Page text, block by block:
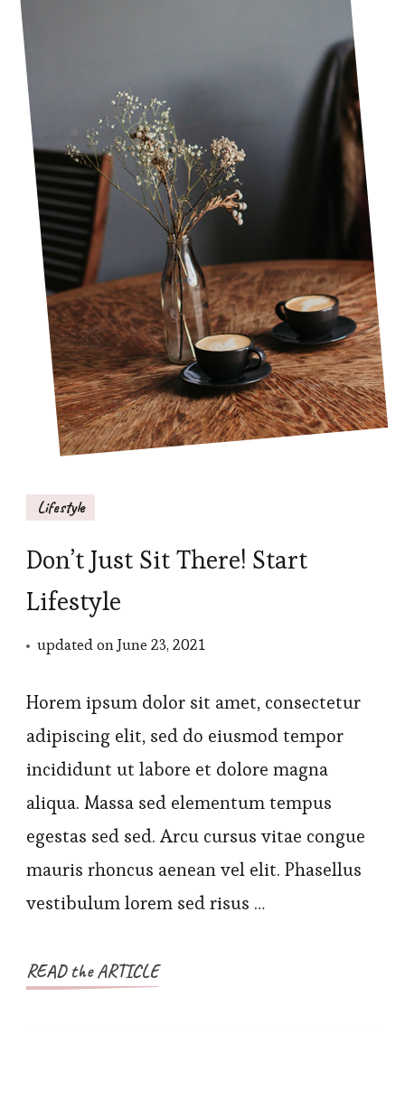
Lifestyle
Don’t Just Sit There! Start
Lifestyle
updated onJune 23, 2021
Horem ipsum dolor sit amet, consectetur
adipiscing elit, sed do eiusmod tempor
incididunt ut labore et dolore magna
aliqua. Massa sed elementum tempus
egestas sed sed. Arcu cursus vitae congue
mauris rhoncus aenean vel elit. Phasellus
vestibulum lorem sed risus …
READ the ARTICLE